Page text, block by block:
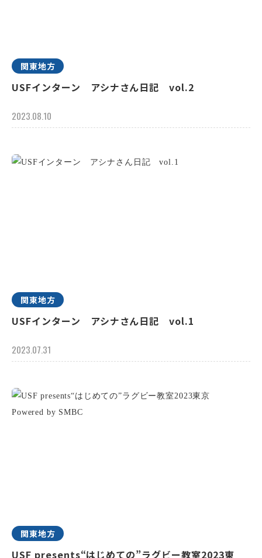
関東地方
USFインターン アシナさん日記 vol.2
2023.08.10
関東地方
USFインターン アシナさん日記 vol.1
2023.07.31
関東地方
USF presents“はじめての”ラグビー教室2023東